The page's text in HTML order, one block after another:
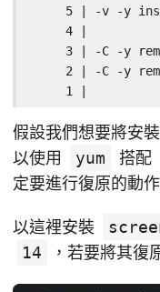
5 | -v -y
4 |
3 | -C -y
2 | -C -y
1 |
假設我們想要將安裝
以使用
yum 搭配
定要進行復原的動作
以這裡安裝
14
，若要將其復